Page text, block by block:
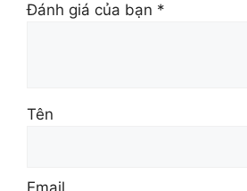
Đánh giá của bạn *
Tên